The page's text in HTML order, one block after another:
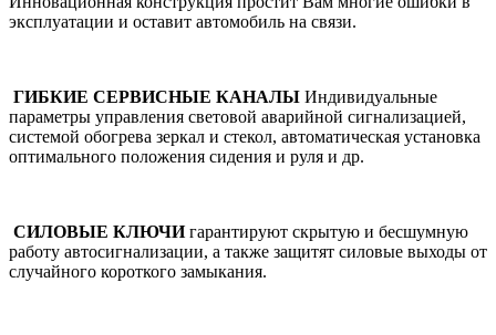
эксплуатации и оставит автомобиль на связи.
ГИБКИЕ СЕРВИСНЫЕ КАНАЛЫ Индивидуальные
параметры управления световой аварийной сигнализацией,
системой обогрева зеркал и стекол, автоматическая установка
оптимального положения сидения и руля и др.
СИЛОВЫЕ КЛЮЧИгарантируют скрытую и бесшумную
работу автосигнализации, а также защитят силовые выходы от
случайного короткого замыкания.